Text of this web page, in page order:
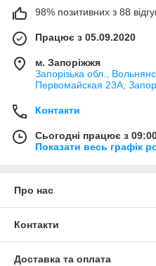
98% позитивних з 88
Працює з 05.09.2020
м. Запоріжжя
Запорізька обл.,
Первомайская 23А,
Контакти
Сьогодні працює з
Показати весь графік
Про нас
Контакти
Доставка та оплата